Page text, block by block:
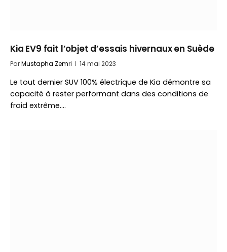
Kia EV9 fait l’objet d’essais hivernaux en Suède
ParMustapha Zemri 14 mai 2023
Le tout dernier SUV 100% électrique de Kia démontre sa
capacité à rester performant dans des conditions de
froid extrême.…